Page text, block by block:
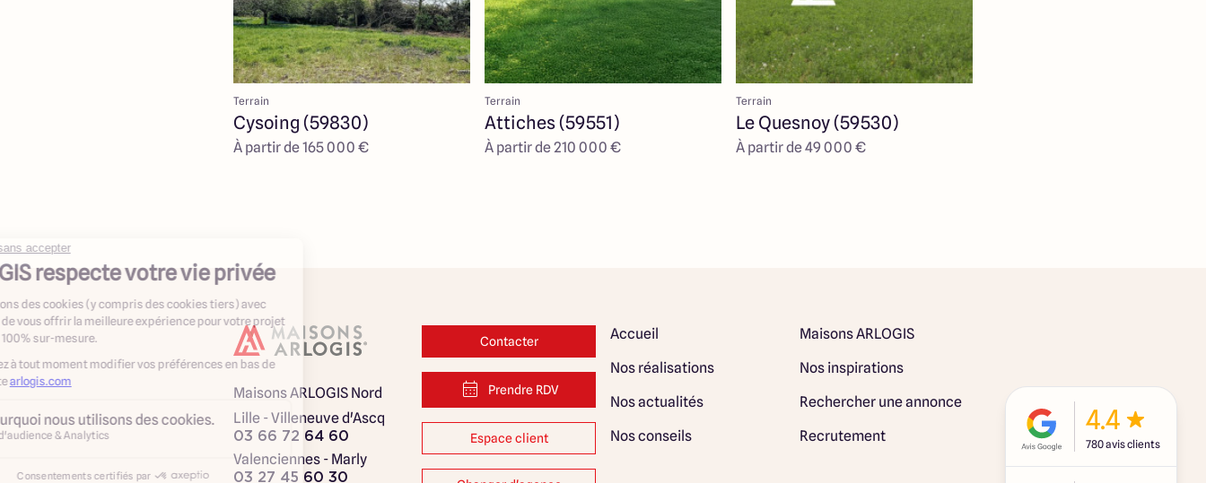
Terrain
Cysoing (59830)
À partir de 165 000 €
Terrain
Attiches (59551)
À partir de 210 000 €
Terrain
Le Quesnoy (59530)
À partir de 49 000 €
4.4
780 avis clients
Maisons ARLOGIS Nord
Lille - Villeneuve d'Ascq
03 66 72 64 60
Valenciennes - Marly
03 27 45 60 30
Contacter
Prendre RDV
Espace client
Accueil
Maisons ARLOGIS
Nos réalisations
Nos inspirations
Nos actualités
Rechercher une annonce
Nos conseils
Recrutement